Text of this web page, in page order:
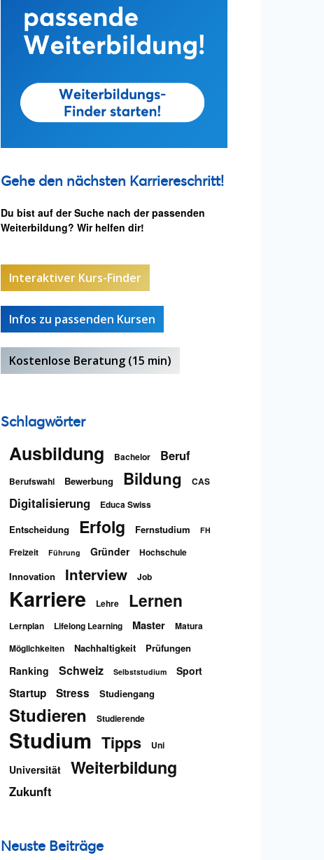
Gehe den nächsten Karriereschritt!
Du bist auf der Suche nach der passenden
Weiterbildung? Wir helfen dir!
Interaktiver Kurs-Finder
Infos zu passenden Kursen
Kostenlose Beratung (15 min)
Schlagwörter
Ausbildung Bachelor Beruf
Berufswahl Bewerbung Bildung CAS
Digitalisierung Educa Swiss
Entscheidung Erfolg Fernstudium FH
Freizeit Führung Gründer Hochschule
Innovation Interview Job
Karriere Lehre Lernen
Lernplan Lifelong Learning Master
Matura
Möglichkeiten
Nachhaltigkeit Prüfungen
Ranking Schweiz Selbststudium Sport
Startup Stress Studiengang
Studieren Studierende
Studium Tipps Uni
Universität Weiterbildung
Zukunft
Neuste Beiträge